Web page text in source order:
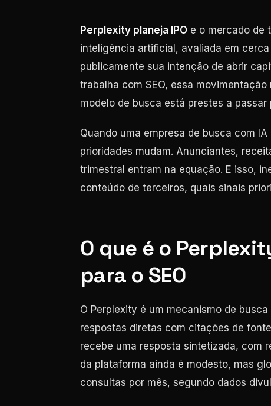
Perplexity planeja IPO e o mercado de
inteligência artificial, avaliada em
publicamente sua intenção de abrir
trabalha com SEO, essa
modelo de busca está prestes a
Quando uma empresa de busca com
prioridades mudam. Anunciantes,
trimestral entram na equação. E isso,
conteúdo de terceiros, quais sinais
O que é o
para o SEO
O Perplexity é um mecanismo de
respostas diretas com citações de
recebe uma resposta sintetizada, com
da plataforma ainda é modesto, mas
consultas por mês, segundo dados